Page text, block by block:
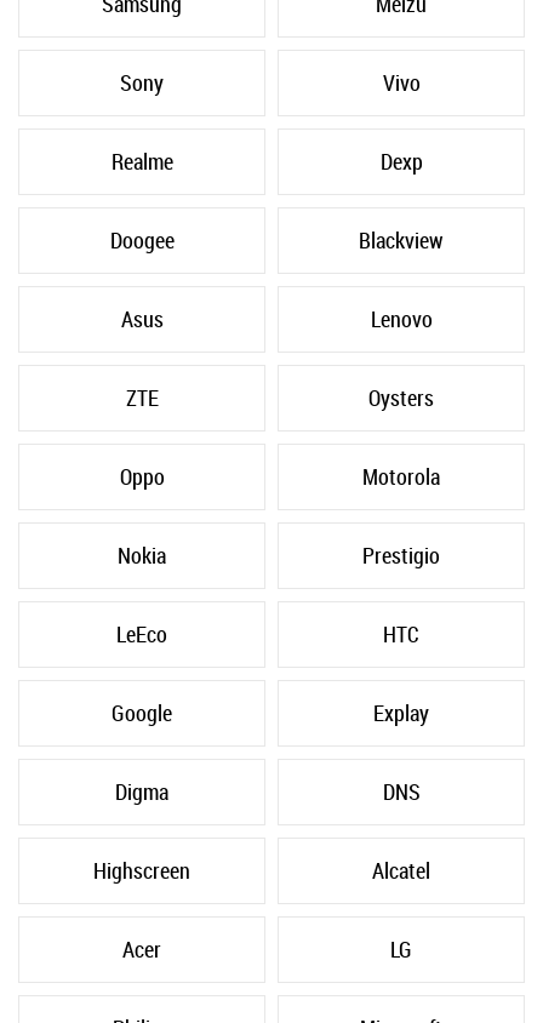
Sony Vivo
Realme Dexp
Doogee Blackview
Asus Lenovo
ZTE Oysters
Oppo Motorola
Nokia Prestigio
LeEco HTC
Google Explay
Digma DNS
Highscreen Alcatel
Acer LG